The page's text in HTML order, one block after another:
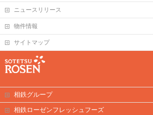
ニュースリリース
物件情報
サイトマップ
相鉄グループ
相鉄ローゼンフレッシュフーズ